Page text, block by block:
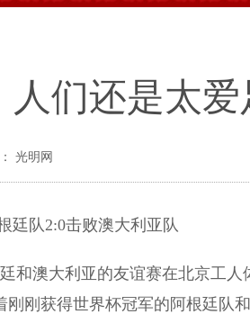
们还是太爱
光明网
廷队2:0击败澳大利亚队
廷和澳大利亚的友谊赛在北京工
刚获得世界杯冠军的阿根廷队